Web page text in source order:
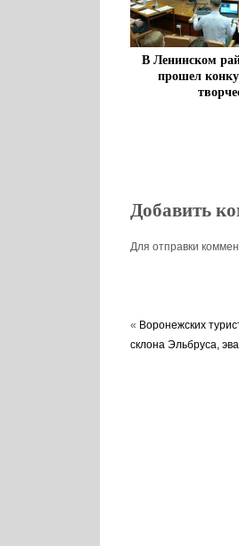
В Ленинском
прошел
Добавить
Для отправки
« Воронежских
склона Эльбруса,